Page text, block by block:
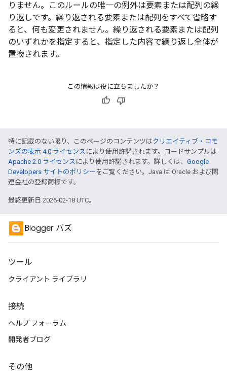
りません。このルールの唯一の例外は要素または配列の繰
り返しです。繰り返される要素または配列をすべて省略す
ると、何も変更されません。繰り返される要素または配列
のいずれかを指定すると、指定した内容で繰り返し全体が
置換されます。
この情報は役に立ちましたか？
特に記載のない限り、このページのコンテンツはクリエイティブ・コモ
ンズの表示 4.0 ライセンス により使用許諾されます。コードサンプルは
Apache 2.0 ライセンス により使用許諾されます。詳しくは、 Google
Developers サイトのポリシー をご覧ください。Java は Oracle および関
連会社の登録商標です。
最終更新日 2026-02-18 UTC。
Blogger バズ
ツール
クライアント ライブラリ
接続
ヘルプ フォーラム
開発者ブログ
その他